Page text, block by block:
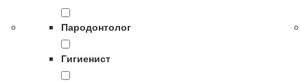
Пародонтолог
Гигиенист